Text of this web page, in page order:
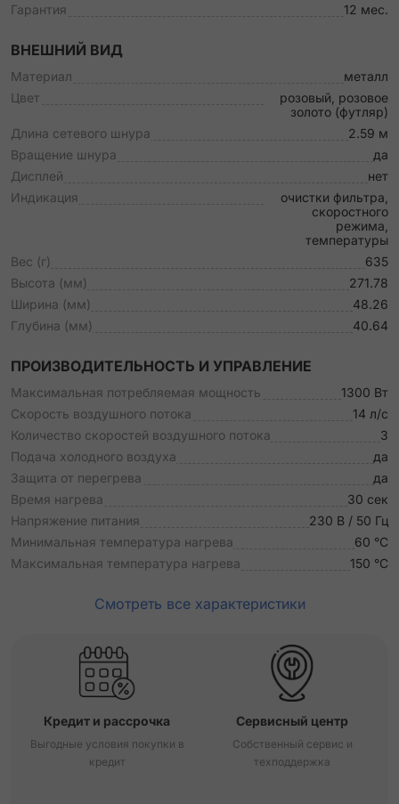
Гарантия 12 мес.
ВНЕШНИЙ ВИД
Материал
металл
Цвет
розовый, розовое
золото (футляр)
Длина сетевого шнура
2.59 м
Вращение шнура
да
Дисплей
нет
Индикация
очистки фильтра,
скоростного
режима,
температуры
Вес (г)
635
Высота (мм)
271.78
Ширина (мм)
48.26
Глубина (мм)
40.64
ПРОИЗВОДИТЕЛЬНОСТЬ И УПРАВЛЕНИЕ
Максимальная потребляемая мощность
1300 Вт
Скорость воздушного потока
14 л/с
Количество скоростей воздушного потока
3
Подача холодного воздуха
да
Защита от перегрева
да
Время нагрева
30 сек
Напряжение питания
230 В / 50 Гц
Минимальная температура нагрева
60 °C
Максимальная температура нагрева
150 °C
Смотреть все характеристики
Кредит и рассрочка
Выгодные условия покупки в
кредит
Сервисный центр
Собственный сервис и
техподдержка